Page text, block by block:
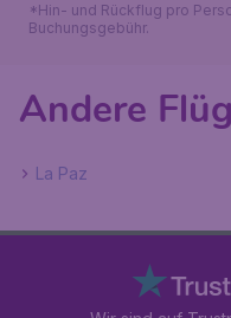
*Hin- und Rückflug pro
Buchungsgebühr.
Andere
La Paz